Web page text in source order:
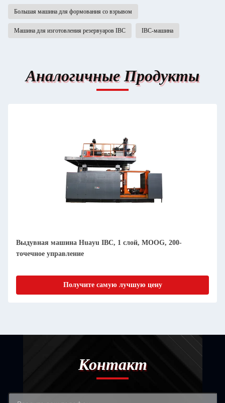
Большая машина для формования со взрывом
Машина для изготовления резервуаров IBC IBC-машина
Аналогичные Продукты
Выдувная машина Huayu IBC, 1 слой, MOOG, 200-
точечное управление
Получите самую лучшую цену
Контакт